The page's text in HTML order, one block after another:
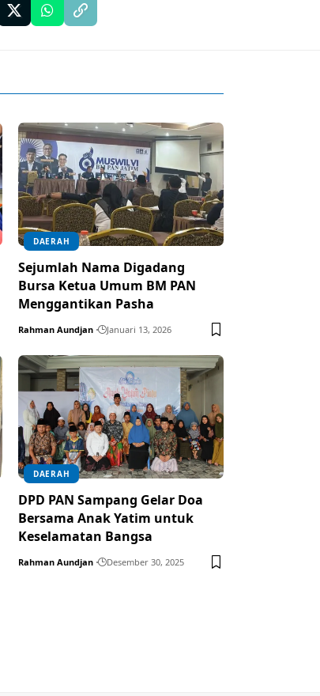
DAERAH
Sejumlah Nama Digadang
Bursa Ketua Umum BM PAN
Menggantikan Pasha
Rahman Aundjan Januari 13, 2026
DAERAH
DPD PAN Sampang Gelar Doa
Bersama Anak Yatim untuk
Keselamatan Bangsa
Rahman Aundjan Desember 30, 2025